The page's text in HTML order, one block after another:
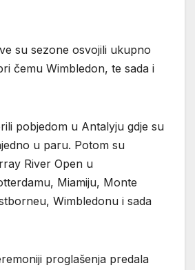
su sezone osvojili ukupno
čemu Wimbledon, te sada i
pobjedom u Antalyju gdje su
u paru. Potom su
River Open u
Miamiju, Monte
Wimbledonu i sada
proglašenja predala